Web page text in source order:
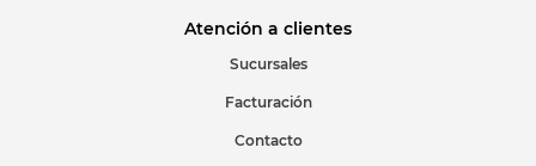
Atención a clientes
Sucursales
Facturación
Contacto